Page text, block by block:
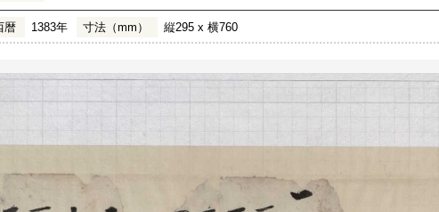
暦 1383年 寸法（mm） 縦295 x 横760